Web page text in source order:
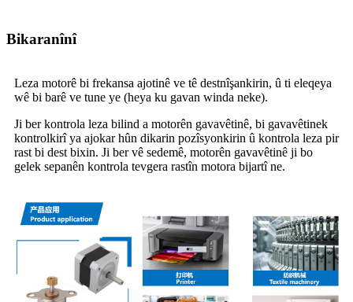
Bikaranînî
Leza motorê bi frekansa ajotinê ve tê destnîşankirin, û ti eleqeya
wê bi barê ve tune ye (heya ku gavan winda neke).
Ji ber kontrola leza bilind a motorên gavavêtinê, bi gavavêtinek
kontrolkirî ya ajokar hûn dikarin pozîsyonkirin û kontrola leza pir
rast bi dest bixin. Ji ber vê sedemê, motorên gavavêtinê ji bo
gelek sepanên kontrola tevgera rastîn motora bijartî ne.